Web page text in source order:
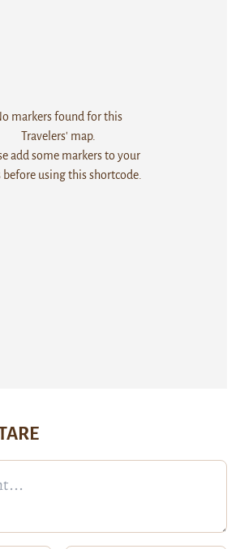
markers found for this
Travelers' map.
add some markers to your
before using this shortcode.